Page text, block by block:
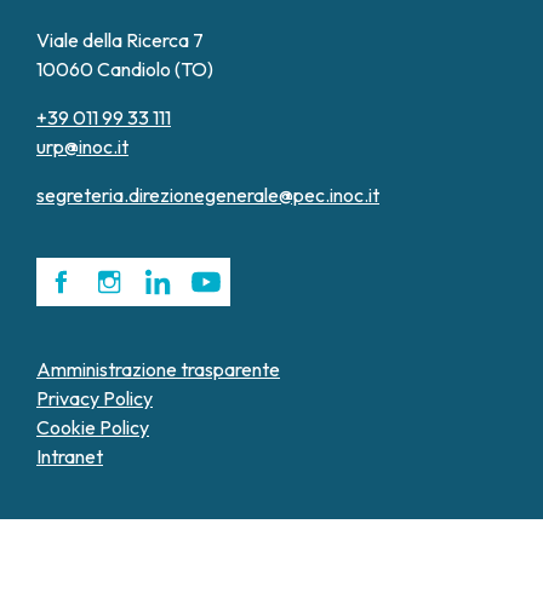
Viale della Ricerca 7
10060 Candiolo (TO)
+39 011 99 33 111
urp@inoc.it
segreteria.direzionegenerale@pec.inoc.it
Amministrazione trasparente
Privacy Policy
Cookie Policy
Intranet